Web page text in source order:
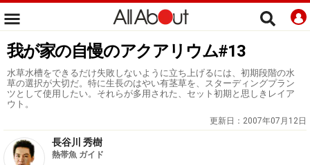
我が家の自慢のアクアリウム#13
水草水槽をできるだけ失敗しないように立ち上げるには、初期段階の水
草の選択が大切だ。特に生長のはやい有茎草を、スターディングプラン
ツとして使用したい。それらが多用された、セット初期と思しきレイア
ウト。
更新日： 2007年07月12日
長谷川 秀樹
熱帯魚 ガイド